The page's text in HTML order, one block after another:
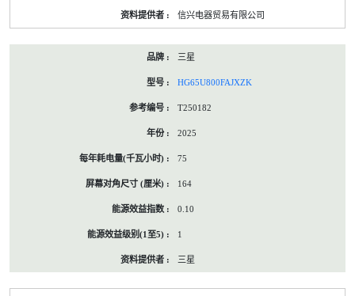
信兴电器贸易有限公司
三星
HG65U800FAJXZK
T250182
2025
75
164
0.10
1
三星